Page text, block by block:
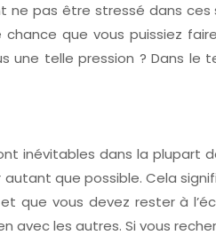
ne pas être stressé dans
que vous puissiez
telle pression ? Dans le
inévitables dans la
que possible. Cela
vous devez rester à
avec les autres. Si vous